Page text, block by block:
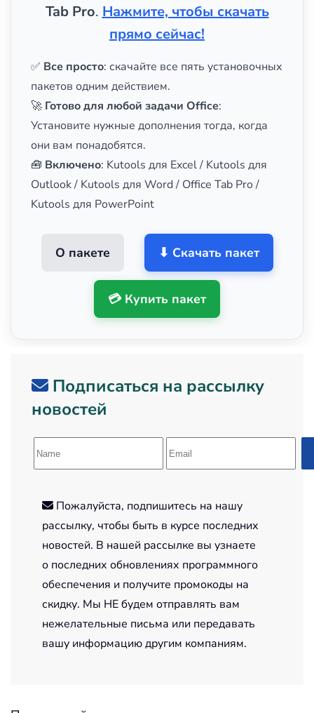
Tab Pro. Нажмите, чтобы скачать
прямо сейчас!
✅ Все просто: скачайте все пять установочных
пакетов одним действием.
🚀 Готово для любой задачи Office:
Установите нужные дополнения тогда, когда
они вам понадобятся.
🧰 Включено: Kutools для Excel / Kutools для
Outlook / Kutools для Word / Office Tab Pro /
Kutools для PowerPoint
О пакете ⬇ Скачать пакет
💳 Купить пакет
Подписаться на рассылку
новостей
Пожалуйста, подпишитесь на нашу
рассылку, чтобы быть в курсе последних
новостей. В нашей рассылке вы узнаете
о последних обновлениях программного
обеспечения и получите промокоды на
скидку. Мы НЕ будем отправлять вам
нежелательные письма или передавать
вашу информацию другим компаниям.